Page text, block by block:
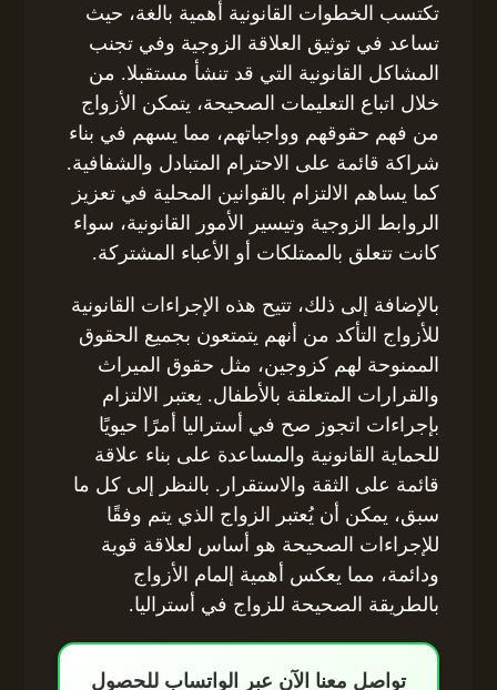
تكتسب الخطوات القانونية أهمية بالغة، حيث
تساعد في توثيق العلاقة الزوجية وفي تجنب
المشاكل القانونية التي قد تنشأ مستقبلا. من
خلال اتباع التعليمات الصحيحة، يتمكن الأزواج
من فهم حقوقهم وواجباتهم، مما يسهم في بناء
شراكة قائمة على الاحترام المتبادل والشفافية.
كما يساهم الالتزام بالقوانين المحلية في تعزيز
الروابط الزوجية وتيسير الأمور القانونية، سواء
كانت تتعلق بالممتلكات أو الأعباء المشتركة.
بالإضافة إلى ذلك، تتيح هذه الإجراءات القانونية
للأزواج التأكد من أنهم يتمتعون بجميع الحقوق
الممنوحة لهم كزوجين، مثل حقوق الميراث
والقرارات المتعلقة بالأطفال. يعتبر الالتزام
بإجراءات اتجوز صح في أستراليا أمرًا حيويًا
للحماية القانونية والمساعدة على بناء علاقة
قائمة على الثقة والاستقرار. بالنظر إلى كل ما
سبق، يمكن أن يُعتبر الزواج الذي يتم وفقًا
للإجراءات الصحيحة هو أساس لعلاقة قوية
ودائمة، مما يعكس أهمية إلمام الأزواج
بالطريقة الصحيحة للزواج في أستراليا.
تواصل معنا الآن عبر الواتساب للحصول